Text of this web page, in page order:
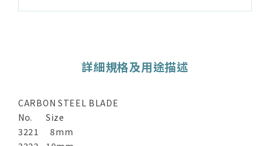
詳細規格及用途描述
CARBON STEEL BLADE
No.
Size
3221
8mm